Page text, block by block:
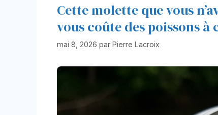
Cette molette que vous
vous coûte des poissons à
mai 8, 2026 par Pierre Lacroix